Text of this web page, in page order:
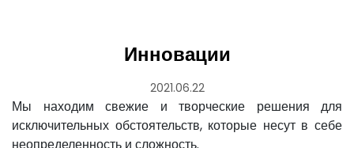
Инновации
2021.06.22
Мы находим свежие и творческие решения для
исключительных обстоятельств, которые несут в себе